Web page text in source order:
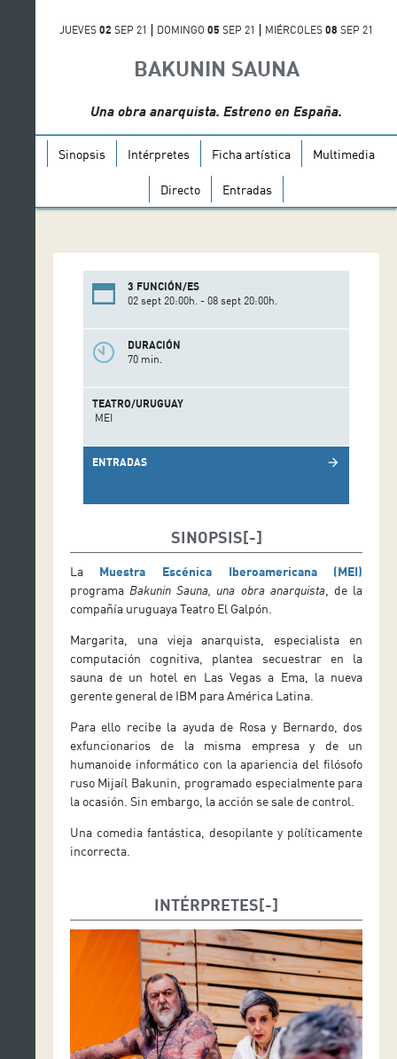
JUEVES 02 SEP 21 DOMINGO 05 SEP 21 MIÉRCOLES 08 SEP 21
BAKUNIN SAUNA
Una obra anarquista. Estreno en España.
Sinopsis Intérpretes Ficha artística Multimedia
Directo Entradas
3 FUNCIÓN/ES
02 sept 20:00h. - 08 sept 20:00h.
DURACIÓN
70 min.
TEATRO/URUGUAY
MEI
ENTRADAS arrow_forward
SINOPSIS
La Muestra Escénica Iberoamericana (MEI)
programa Bakunin Sauna, una obra anarquista, de la
compañía uruguaya Teatro El Galpón.
Margarita, una vieja anarquista, especialista en
computación cognitiva, plantea secuestrar en la
sauna de un hotel en Las Vegas a Ema, la nueva
gerente general de IBM para América Latina.
Para ello recibe la ayuda de Rosa y Bernardo, dos
exfuncionarios de la misma empresa y de un
humanoide informático con la apariencia del filósofo
ruso Mijaíl Bakunin, programado especialmente para
la ocasión. Sin embargo, la acción se sale de control.
Una comedia fantástica, desopilante y políticamente
incorrecta.
INTÉRPRETES